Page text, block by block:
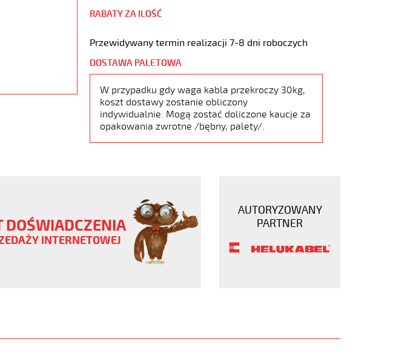
RABATY ZA ILOŚĆ
Przewidywany termin realizacji 7-8 dni roboczych
DOSTAWA PALETOWA
W przypadku gdy waga kabla przekroczy 30kg,
koszt dostawy zostanie obliczony
indywidualnie. Mogą zostać doliczone kaucje za
opakowania zwrotne /bębny, palety/.
DOŚWIADCZENIA
INTERNETOWEJ
AUTORYZOWANY
PARTNER